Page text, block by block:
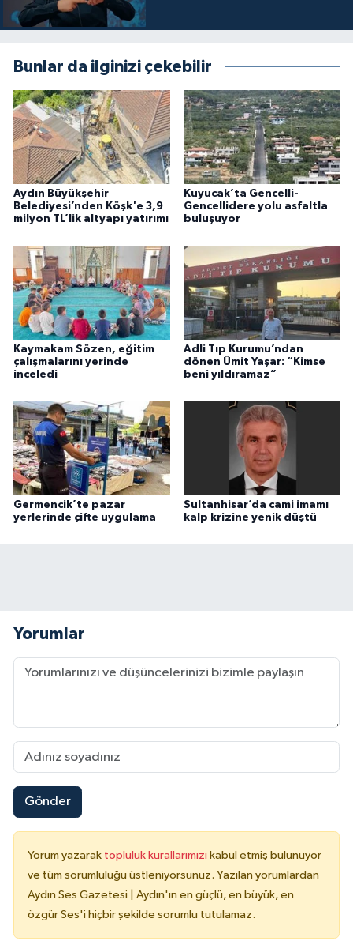
Bunlar da ilginizi çekebilir
Aydın Büyükşehir
Belediyesi’nden Köşk'e 3,9
milyon TL’lik altyapı yatırımı
Kuyucak’ta Gencelli-
Gencellidere yolu asfaltla
buluşuyor
Kaymakam Sözen, eğitim
çalışmalarını yerinde
inceledi
Adli Tıp Kurumu’ndan
dönen Ümit Yaşar: “Kimse
beni yıldıramaz”
Germencik’te pazar
yerlerinde çifte uygulama
Sultanhisar’da cami imamı
kalp krizine yenik düştü
Yorumlar
Gönder
Yorum yazarak topluluk kurallarımızı kabul etmiş bulunuyor
ve tüm sorumluluğu üstleniyorsunuz. Yazılan yorumlardan
Aydın Ses Gazetesi | Aydın'ın en güçlü, en büyük, en
özgür Ses'i hiçbir şekilde sorumlu tutulamaz.